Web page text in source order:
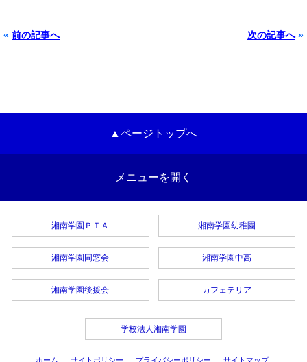
« 前の記事へ 次の記事へ»
▲ページトップへ
メニューを開く
湘南学園ＰＴＡ
湘南学園同窓会
湘南学園後援会
湘南学園幼稚園
湘南学園中高
カフェテリア
学校法人湘南学園
ホーム サイトポリシー プライバシーポリシー サイトマップ